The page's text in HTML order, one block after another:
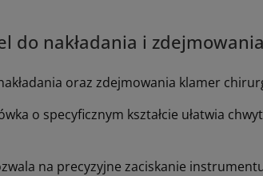
do nakładania i
oraz zdejmowania klamer
o specyficznym kształcie ułatwia
na precyzyjne zaciskanie